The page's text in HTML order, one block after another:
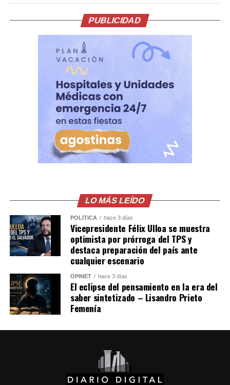
parte de la grabación y han difundido imágenes del
hecho.
Lo presentían,
momentos antes de la
ejecución en medio de
una transmision en vivo
del Influencer César
Gastélum en Culiacán,
ya habian visto a los
https://t.co/PUSHvHC3I7
pic.twitter.com/7xlTBAQ77c
— Blog del Narco
México
(@blogdelnarcomx)
August 5, 2026
la víctima era un repartidor de comida. Sin embargo,
con base en la grabación y varios testimonios, las
autoridades lo identificaron como César Gastelum,
PUBLICIDAD
LO MÁS LEÍDO
POLÍTICA hace 3 días
Vicepresidente Félix Ulloa se muestra
optimista por prórroga del TPS y
destaca preparación del país ante
cualquier escenario
OPINET hace 3 días
El eclipse del pensamiento en la era del
saber sintetizado – Lisandro Prieto
Femenía